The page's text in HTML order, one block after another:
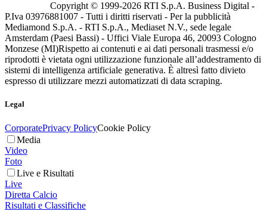
Copyright © 1999-2026 RTI S.p.A. Business Digital -
P.Iva 03976881007 - Tutti i diritti riservati - Per la pubblicità
Mediamond S.p.A. - RTI S.p.A., Mediaset N.V., sede legale
Amsterdam (Paesi Bassi) - Uffici Viale Europa 46, 20093 Cologno
Monzese (MI)Rispetto ai contenuti e ai dati personali trasmessi e/o
riprodotti è vietata ogni utilizzazione funzionale all’addestramento di
sistemi di intelligenza artificiale generativa. È altresì fatto divieto
espresso di utilizzare mezzi automatizzati di data scraping.
Legal
CorporatePrivacy PolicyCookie Policy
Media
Video
Foto
Live e Risultati
Live
Diretta Calcio
Risultati e Classifiche